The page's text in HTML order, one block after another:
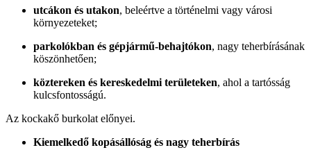
utcákon és utakon, beleértve a történelmi vagy városi
környezeteket;
parkolókban és gépjármű-behajtókon, nagy teherbírásának
köszönhetően;
köztereken és kereskedelmi területeken, ahol a tartósság
kulcsfontosságú.
Az kockakő burkolat előnyei.
Kiemelkedő kopásállóság és nagy teherbírás